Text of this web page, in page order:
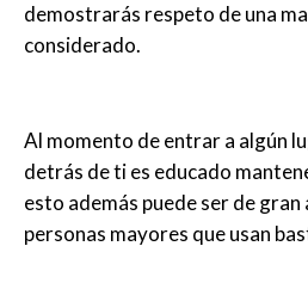
demostrarás respeto de una
considerado.
Al momento de entrar a algún
detrás de ti es educado
esto además puede ser de gran
personas mayores que usan